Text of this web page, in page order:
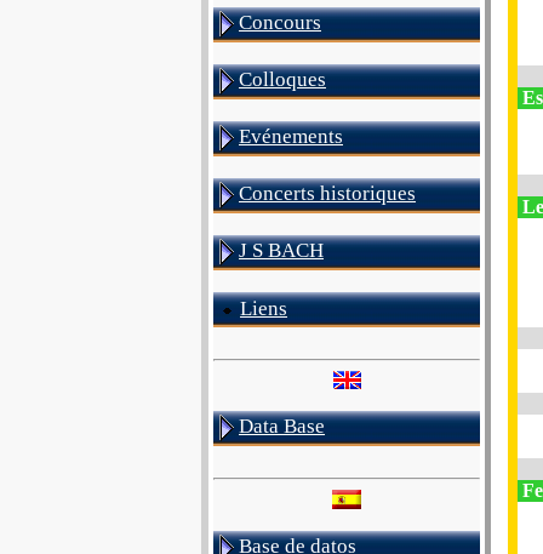
Concours
Colloques
Evénements
Concerts historiques
J S BACH
Liens
Data Base
Base de datos